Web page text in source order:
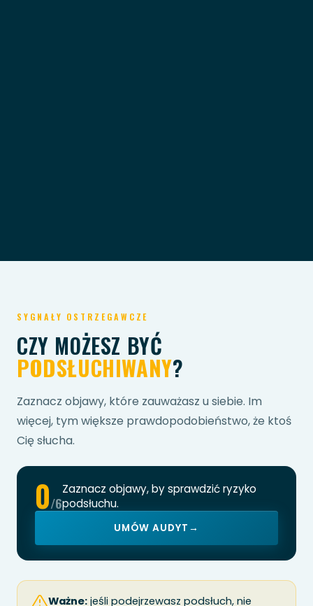
SYGNAŁY OSTRZEGAWCZE
CZY MOŻESZ BYĆ
PODSŁUCHIWANY?
Zaznacz objawy, które zauważasz u siebie. Im
więcej, tym większe prawdopodobieństwo, że ktoś
Cię słucha.
0/6
Zaznacz objawy, by sprawdzić ryzyko
podsłuchu.
UMÓW AUDYT →
Ważne: jeśli podejrzewasz podsłuch, nie